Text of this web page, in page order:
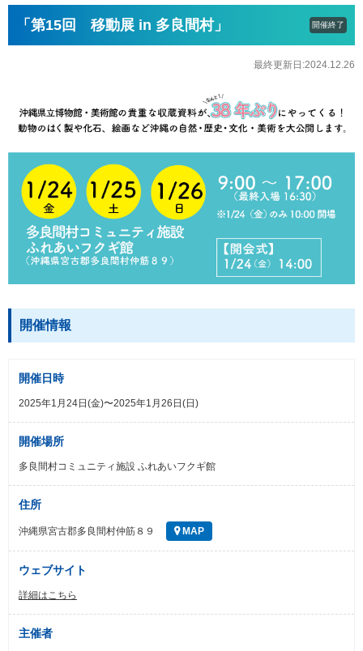
「第15回 移動展 in 多良間村」 開催終了
最終更新日:2024.12.26
開催情報
開催日時
2025年1月24日(金)〜2025年1月26日(日)
開催場所
多良間村コミュニティ施設 ふれあいフクギ館
住所
沖縄県宮古郡多良間村仲筋８９ MAP
ウェブサイト
詳細はこちら
主催者